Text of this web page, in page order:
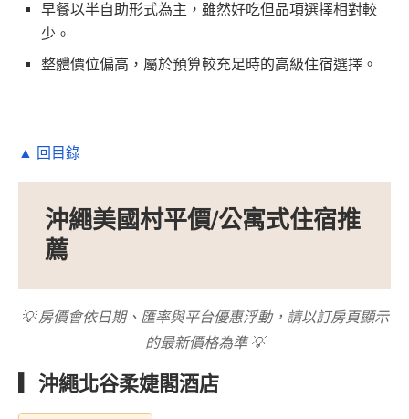
早餐以半自助形式為主，雖然好吃但品項選擇相對較
少。
整體價位偏高，屬於預算較充足時的高級住宿選擇。
▲ 回目錄
沖繩美國村平價/公寓式住宿推
薦
💡 房價會依日期、匯率與平台優惠浮動，請以訂房頁顯示
的最新價格為準 💡
▎沖繩北谷柔婕閣酒店